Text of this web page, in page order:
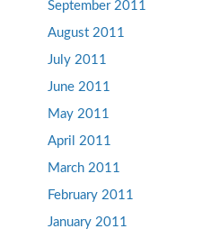
September 2011
August 2011
July 2011
June 2011
May 2011
April 2011
March 2011
February 2011
January 2011